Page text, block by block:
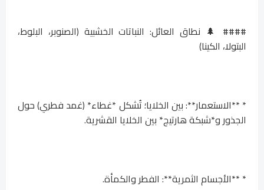
#### 🌲 نطاق العائل: النباتات الخشبية (الصنوبر، البلوط،
البتولا، الكينا)
* **الاستعمار**: بين الخلايا؛ تُشكل *غطاء* (غمد فطري) حول
الجذور و*شبكة هارتيج* بين الخلايا القشرية.
* **الأجسام الثمرية**: الفطر والكمأة.